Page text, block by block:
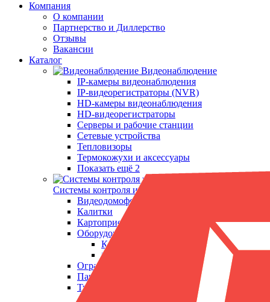
Компания
О компании
Партнерство и Диллерство
Отзывы
Вакансии
Каталог
Видеонаблюдение
IP-камеры видеонаблюдения
IP-видеорегистраторы (NVR)
HD-камеры видеонаблюдения
HD-видеорегистраторы
Серверы и рабочие станции
Сетевые устройства
Тепловизоры
Термокожухи и аксессуары
Показать ещё 2
Системы контроля и управления доступом
Видеодомофоны
Калитки
Картоприемники
Оборудование RusGuard
Контроллеры
Считыватели карт
Ограждения
Парковочные системы
Турникеты